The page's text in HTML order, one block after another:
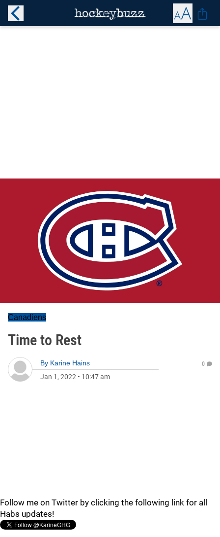
Canadiens
Time to Rest
By Karine Hains
Jan 1, 2022 • 10:47 am
0
Follow me on Twitter by clicking the following link for all
Habs updates!